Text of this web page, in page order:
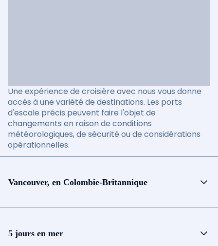
Une expérience de croisière avec nous vous donne
accès à une variété de destinations. Les ports
d'escale précis peuvent faire l'objet de
changements en raison de conditions
météorologiques, de sécurité ou de considérations
opérationnelles.
Vancouver, en Colombie-Britannique
5 jours en mer